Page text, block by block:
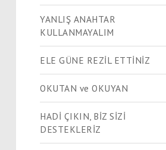
YANLIŞ ANAHTAR
KULLANMAYALIM
ELE GÜNE REZİL ETTİNİZ
OKUTAN ve OKUYAN
HADİ ÇIKIN, BİZ SİZİ
DESTEKLERİZ